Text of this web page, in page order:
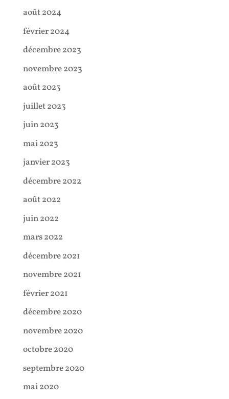
août 2024
février 2024
décembre 2023
novembre 2023
août 2023
juillet 2023
juin 2023
mai 2023
janvier 2023
décembre 2022
août 2022
juin 2022
mars 2022
décembre 2021
novembre 2021
février 2021
décembre 2020
novembre 2020
octobre 2020
septembre 2020
mai 2020